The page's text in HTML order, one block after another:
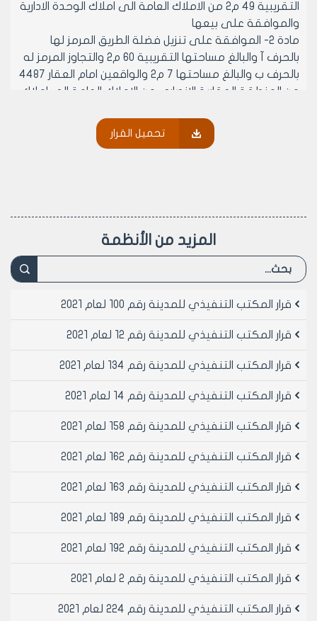
التقريبية 49 م2 من الاملاك العامة الى املاك الوحدة الادارية
والموافقة على بيعها
مادة 2- الموافقة على تنزيل فضلة الطريق المرمز لها
بالحرف آ والبالغ مساحتها التقريبية 60 م2 والتجاوز المرمز له
بالحرف ب والبالغ مساحتها 7 م2 والواقعين امام العقار 4487
من المنطقة العقارية الانصاري من الاملاك العامة الى املاك
مادة 3- الموافقة على تنزيل البقعة المحددة بالاحرف أ-ب-
ج-د الواقع امام المحضر 3126 من المنطقة العقارية الحادية
م2 + 150 م2 = 300 م2 من الاملاك العامة الى املاك الوحدة
وبالمزاد العلني
الصندوق التعاون الصحي للعاملين في مجلس المدينة
والمؤلفة من ست غرف والشمغلة سابقا من قبل شعبة
العامة الى املاك الوحدة الادارية
العقار 4285 من المنطقة العقارية الانصاري والبالغ مساحتها
والموافقة على بيعها
يبلغ من يلزم لتنفيذه اصولاً.
رئيس المكتب التنفيذي لمجلس مدينة
حلب
الدكتور المهندس معن الشبلي
تحميل القرار
المزيد من الأنظمة
قرار المكتب التنفيذي للمدينة رقم 100 لعام 2021
قرار المكتب التنفيذي للمدينة رقم 12 لعام 2021
قرار المكتب التنفيذي للمدينة رقم 134 لعام 2021
قرار المكتب التنفيذي للمدينة رقم 14 لعام 2021
قرار المكتب التنفيذي للمدينة رقم 158 لعام 2021
قرار المكتب التنفيذي للمدينة رقم 162 لعام 2021
قرار المكتب التنفيذي للمدينة رقم 163 لعام 2021
قرار المكتب التنفيذي للمدينة رقم 189 لعام 2021
قرار المكتب التنفيذي للمدينة رقم 192 لعام 2021
قرار المكتب التنفيذي للمدينة رقم 2 لعام 2021
قرار المكتب التنفيذي للمدينة رقم 224 لعام 2021